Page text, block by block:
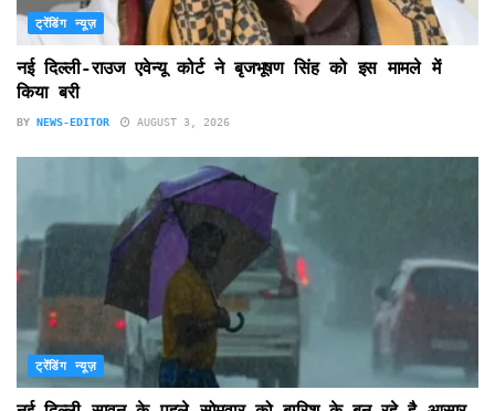
ट्रेंडिंग न्यूज़
नई दिल्ली-राउज एवेन्यू कोर्ट ने बृजभूषण सिंह को इस मामले में
किया बरी
BY NEWS-EDITOR AUGUST 3, 2026
ट्रेंडिंग न्यूज़